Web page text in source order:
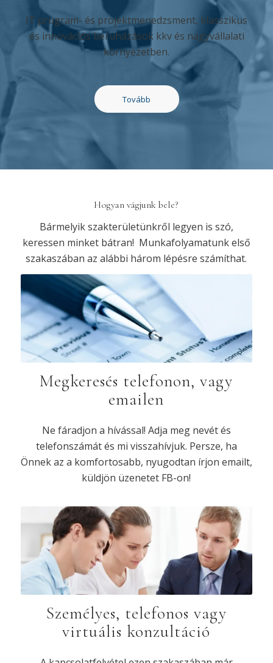
IT program- és projektmenedzsment, klasszikus
és innovációs beruházások kkv és nagyvállalati
környezetben.
Tovább
Hogyan vágjunk bele?
Bármelyik szakterületünkről legyen is szó,
keressen minket bátran! Munkafolyamatunk első
szakaszában az alábbi három lépésre számíthat.
Megkeresés telefonon, vagy
emailen
Ne fáradjon a hívással! Adja meg nevét és
telefonszámát és mi visszahívjuk. Persze, ha
Önnek az a komfortosabb, nyugodtan írjon emailt,
küldjön üzenetet FB-on!
Személyes, telefonos vagy
virtuális konzultáció